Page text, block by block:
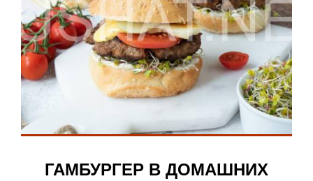
ГАМБУРГЕР В ДОМАШНИХ